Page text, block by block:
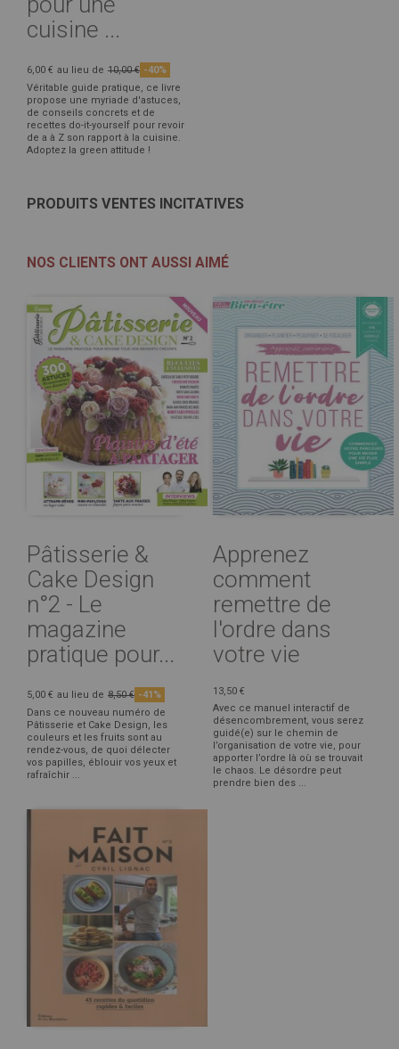
cuisine ...
6,00 € au lieu de 10,00 € -40%
Véritable guide pratique, ce livre
propose une myriade d'astuces,
de conseils concrets et de
recettes do-it-yourself pour revoir
de a à Z son rapport à la cuisine.
Adoptez la green attitude !
PRODUITS VENTES INCITATIVES
NOS CLIENTS ONT AUSSI AIMÉ
Pâtisserie &
Cake Design
n°2 - Le
magazine
pratique pour...
5,00 € au lieu de 8,50 € -41%
Dans ce nouveau numéro de
Pâtisserie et Cake Design, les
couleurs et les fruits sont au
rendez-vous, de quoi délecter
vos papilles, éblouir vos yeux et
rafraîchir ...
Apprenez
comment
remettre de
l'ordre dans
votre vie
13,50 €
Avec ce manuel interactif de
désencombrement, vous serez
guidé(e) sur le chemin de
l’organisation de votre vie, pour
apporter l’ordre là où se trouvait
le chaos. Le désordre peut
prendre bien des ...